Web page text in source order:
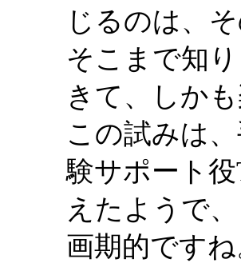
じるのは、
そこまで知
きて、しか
この試みは
験サポート
えたようで
画期的です